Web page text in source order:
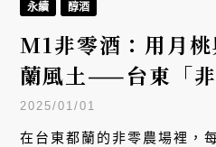
永續 醇酒
M1非零酒：用月
蘭風土——台東「
實踐
2025/01/01
在台東都蘭的非零農場裡，